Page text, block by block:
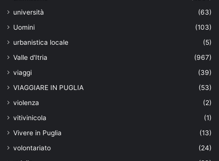
università
(63)
Uomini
(103)
urbanistica locale
(5)
Valle d'Itria
(967)
viaggi
(39)
VIAGGIARE IN PUGLIA
(53)
violenza
(2)
vitivinicola
(1)
Vivere in Puglia
(13)
volontariato
(24)